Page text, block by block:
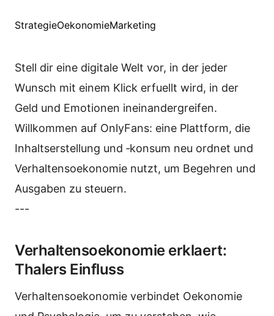
StrategieOekonomieMarketing
Stell dir eine digitale Welt vor, in der jeder
Wunsch mit einem Klick erfuellt wird, in der
Geld und Emotionen ineinandergreifen.
Willkommen auf OnlyFans: eine Plattform, die
Inhaltserstellung und ‑konsum neu ordnet und
Verhaltensoekonomie nutzt, um Begehren und
Ausgaben zu steuern.
---
Verhaltensoekonomie erklaert:
Thalers Einfluss
Verhaltensoekonomie verbindet Oekonomie